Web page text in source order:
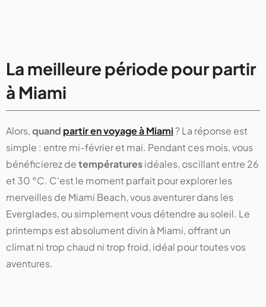
La meilleure période pour partir
à Miami
Alors,quand partir en voyage à Miami? La réponse est
simple : entre mi-février et mai. Pendant ces mois, vous
bénéficierez detempératuresidéales, oscillant entre 26
et 30 °C. C'est le moment parfait pour explorer les
merveilles de Miami Beach, vous aventurer dans les
Everglades, ou simplement vous détendre au soleil. Le
printemps est absolument divin à Miami, offrant un
climat ni trop chaud ni trop froid, idéal pour toutes vos
aventures.